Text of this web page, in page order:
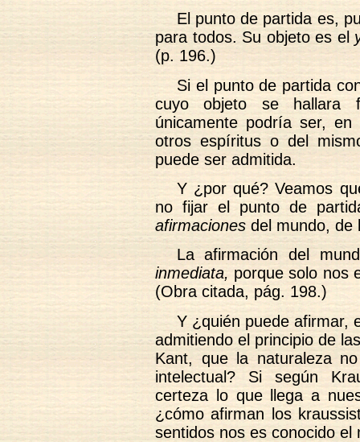
El punto de partida es,
para todos. Su objeto es el
(p. 196.)
Si el punto de partida
cuyo objeto se hallara
únicamente podría ser,
otros espíritus o del
puede ser admitida.
Y ¿por qué? Veamos
no fijar el punto de
afirmaciones del mundo, de
La afirmación del
inmediata, porque solo nos
(Obra citada, pág. 198.)
Y ¿quién puede afirmar,
admitiendo el principio de
Kant, que la naturaleza
intelectual? Si según
certeza lo que llega a
¿cómo afirman los
sentidos nos es conocido el